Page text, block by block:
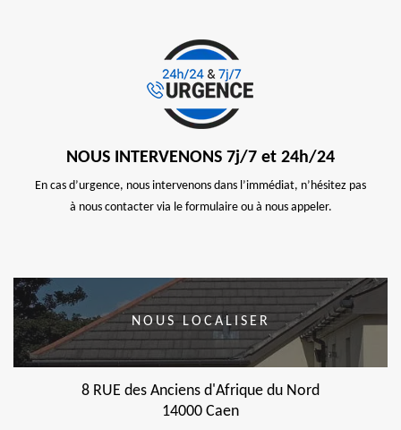
NOUS INTERVENONS 7j/7 et 24h/24
En cas d’urgence, nous intervenons dans l’immédiat, n’hésitez pas
à nous contacter via le formulaire ou à nous appeler.
NOUS LOCALISER
8 RUE des Anciens d'Afrique du Nord
14000 Caen